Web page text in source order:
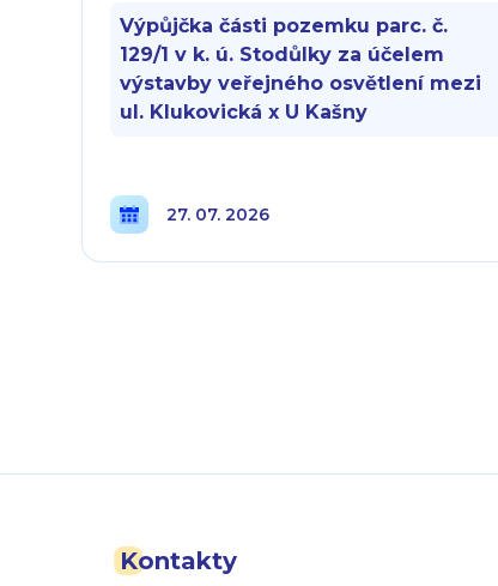
Výpůjčka části pozemku parc. č.
129/1 v k. ú. Stodůlky za účelem
výstavby veřejného osvětlení mezi
ul. Klukovická x U Kašny
27. 07. 2026
Kontakty